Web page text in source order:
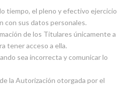
tiempo, el pleno y efectivo ejercicio
con sus datos personales.
de los Titulares únicamente a
tener acceso a ella.
sea incorrecta y comunicar lo
la Autorización otorgada por el